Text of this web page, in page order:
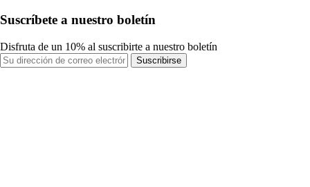
Suscríbete a nuestro boletín
Disfruta de un 10% al suscribirte a nuestro boletín
Suscribirse